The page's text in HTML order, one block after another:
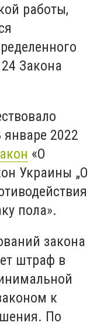
работы,
Закона
2022
«О
Украины „О
пола».
закона
штраф в
к
По